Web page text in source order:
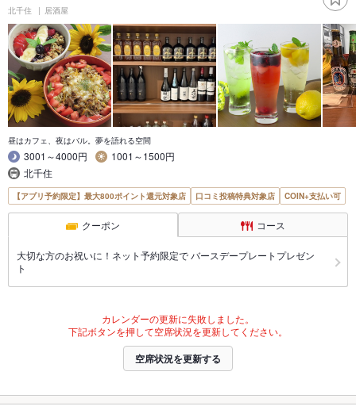
北千住 居酒屋
昼はカフェ、夜はバル。夢を語れる空間
3001～4000円
1001～1500円
北千住
【アプリ予約限定】最大800ポイント還元対象店 口コミ投稿特典対象店 COIN+支払い可
クーポン コース
大切な方のお祝いに！ネット予約限定で バースデープレートプレゼン
ト
カレンダーの更新に失敗しました。
下記ボタンを押して空席状況を更新してください。
空席状況を更新する